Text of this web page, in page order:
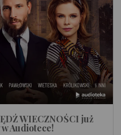
WIECZNOŚCI już
Audiotece!